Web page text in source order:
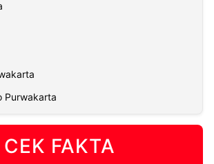
Purwakarta
CEK FAKTA